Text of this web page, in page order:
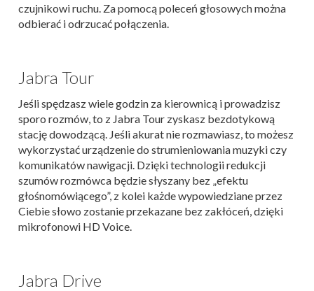
czujnikowi ruchu. Za pomocą poleceń głosowych można
odbierać i odrzucać połączenia.
Jabra Tour
Jeśli spędzasz wiele godzin za kierownicą i prowadzisz
sporo rozmów, to z Jabra Tour zyskasz bezdotykową
stację dowodzącą. Jeśli akurat nie rozmawiasz, to możesz
wykorzystać urządzenie do strumieniowania muzyki czy
komunikatów nawigacji. Dzięki technologii redukcji
szumów rozmówca będzie słyszany bez „efektu
głośnomówiącego”, z kolei każde wypowiedziane przez
Ciebie słowo zostanie przekazane bez zakłóceń, dzięki
mikrofonowi HD Voice.
Jabra Drive